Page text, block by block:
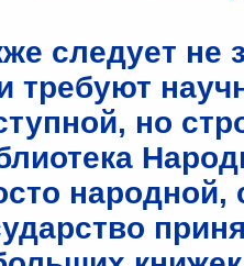
следует не
требуют
но